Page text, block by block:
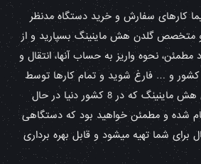
کارهای سفارش و خرید دستگاه مدنظر
متخصص گلدن هش ماینینگ بسپارید و از
مطمئن، نحوه واریز به حساب آنها، انتقال و
کشور و … فارغ شوید و تمام کارها توسط
نمایندگی های گلدن هش ماینینگ که در 8 کشور دنیا در حال
شده و مطمئن خواهید بود که دستگاهی
برای شما تهیه میشود و قابل بهره برداری